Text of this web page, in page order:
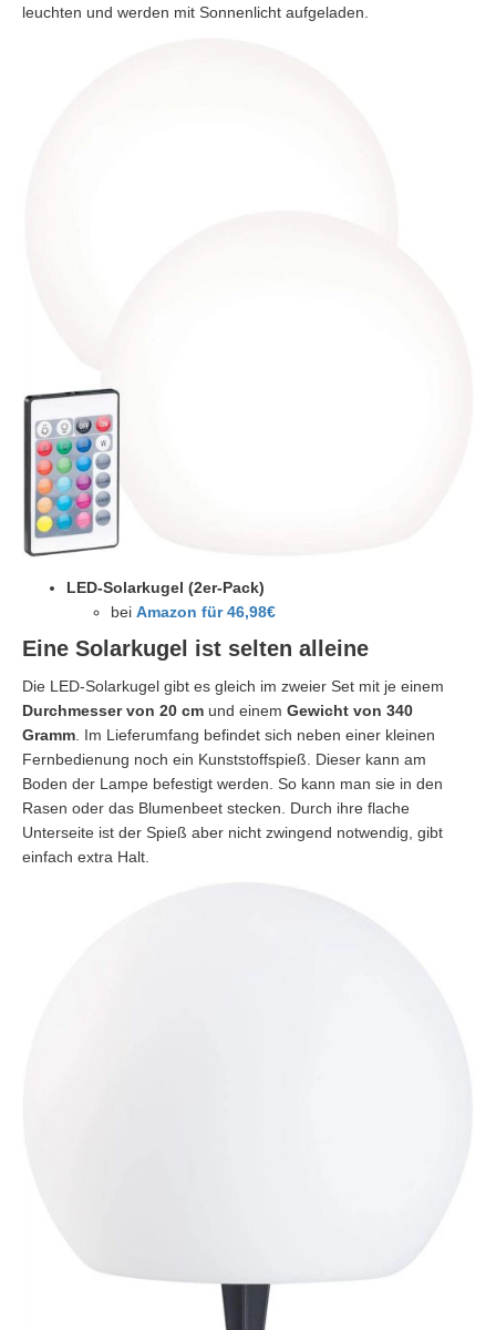
leuchten und werden mit Sonnenlicht aufgeladen.
LED-Solarkugel (2er-Pack)
bei Amazon für 46,98€
Eine Solarkugel ist selten alleine
Die LED-Solarkugel gibt es gleich im zweier Set mit je einem
Durchmesser von 20 cm und einem Gewicht von 340
Gramm . Im Lieferumfang befindet sich neben einer kleinen
Fernbedienung noch ein Kunststoffspieß. Dieser kann am
Boden der Lampe befestigt werden. So kann man sie in den
Rasen oder das Blumenbeet stecken. Durch ihre flache
Unterseite ist der Spieß aber nicht zwingend notwendig, gibt
einfach extra Halt.